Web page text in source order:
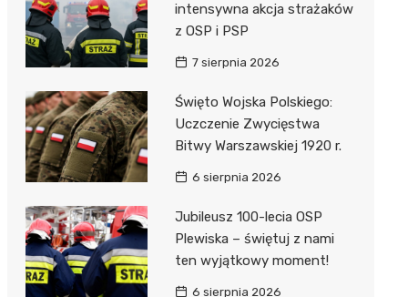
intensywna akcja strażaków
z OSP i PSP
7 sierpnia 2026
Święto Wojska Polskiego:
Uczczenie Zwycięstwa
Bitwy Warszawskiej 1920 r.
6 sierpnia 2026
Jubileusz 100-lecia OSP
Plewiska – świętuj z nami
ten wyjątkowy moment!
6 sierpnia 2026